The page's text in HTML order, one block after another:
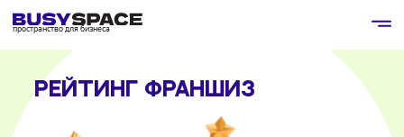
пространство для бизнеса
РЕЙТИНГ ФРАНШИЗ